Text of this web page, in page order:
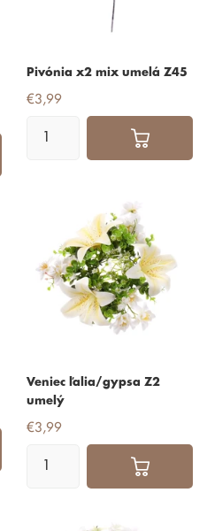
Pivónia x2 mix umelá Z45
€3,99
Veniec ľalia/gypsa Z2
umelý
€3,99